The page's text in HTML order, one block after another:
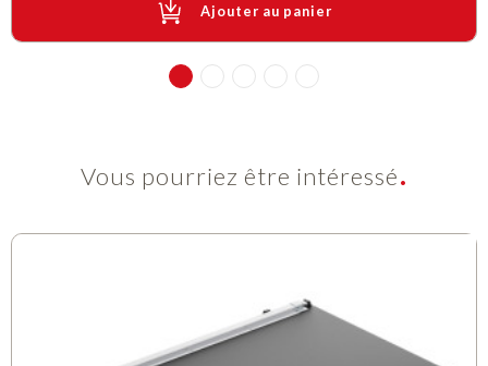
Ajouter au panier
Vous pourriez être intéressé